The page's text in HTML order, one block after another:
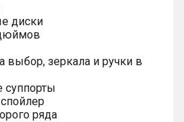
диски
выбор, зеркала и ручки в
суппорты
ряда